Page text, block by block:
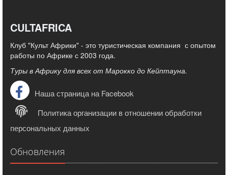
CULTAFRICA
Клуб "Культ Африки" - это туристическая компания с опытом
работы по Африке с 2003 года.
Туры в Африку для всех от Марокко до Кейптауна.
Наша страница на Facebook
Политика организации в отношении обработки
персональных данных
Обновления